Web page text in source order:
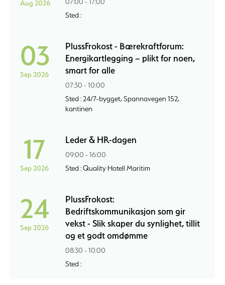
Aug 2026
Sted :
03
Sep 2026
PlussFrokost - Bærekraftforum:
Energikartlegging – plikt for noen,
smart for alle
07:30 - 10:00
Sted : 24/7-bygget, Spannavegen 152,
kantinen
17
Sep 2026
Leder & HR-dagen
09:00 - 16:00
Sted : Quality Hotell Maritim
24
Sep 2026
PlussFrokost:
Bedriftskommunikasjon som gir
vekst - Slik skaper du synlighet, tillit
og et godt omdømme
08:30 - 10:00
Sted :